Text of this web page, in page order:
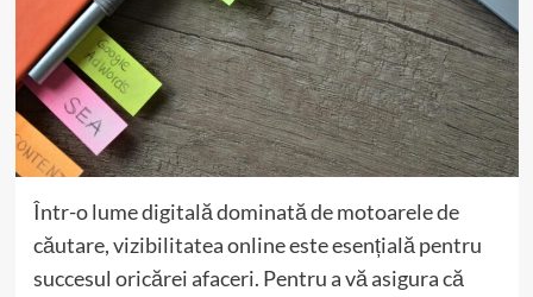
Într-o lume digitală dominată de motoarele de
căutare, vizibilitatea online este esențială pentru
succesul oricărei afaceri. Pentru a vă asigura că